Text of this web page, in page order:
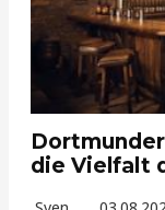
die Vielfalt